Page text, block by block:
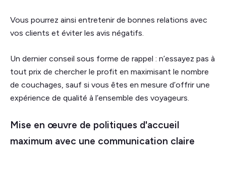
Vous pourrez ainsi entretenir de bonnes relations avec
vos clients et éviter les avis négatifs.
Un dernier conseil sous forme de rappel : n’essayez pas à
tout prix de chercher le profit en maximisant le nombre
de couchages, sauf si vous êtes en mesure d’offrir une
expérience de qualité à l’ensemble des voyageurs.
Mise en œuvre de politiques d'accueil
maximum avec une communication claire